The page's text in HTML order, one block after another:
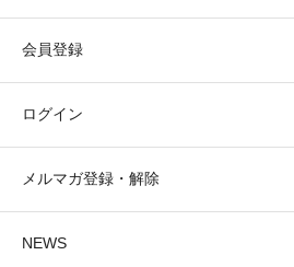
会員登録
ログイン
メルマガ登録・解除
NEWS